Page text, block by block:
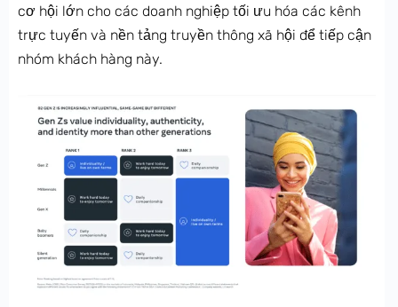
cơ hội lớn cho các doanh nghiệp tối ưu hóa các kênh
trực tuyến và nền tảng truyền thông xã hội để tiếp cận
nhóm khách hàng này.